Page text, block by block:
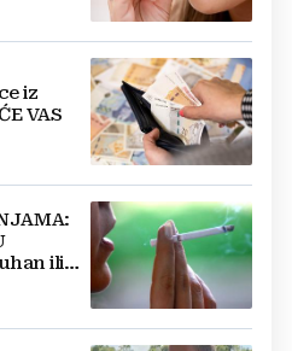
iz
VAS
ili